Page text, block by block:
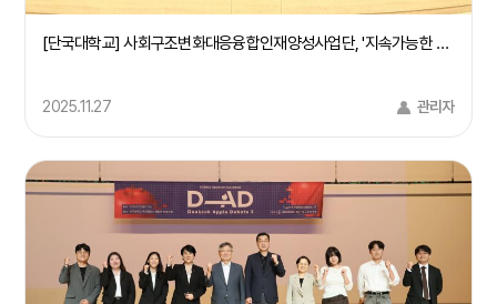
[단국대학교] 사회구조변화대응융합인재양성사업단, '지속가능한 지구환경을 위한 기후행동 캠페인' 개최(25/11/24)
2025.11.27 관리자